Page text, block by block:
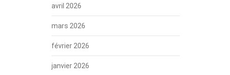
avril 2026
mars 2026
février 2026
janvier 2026